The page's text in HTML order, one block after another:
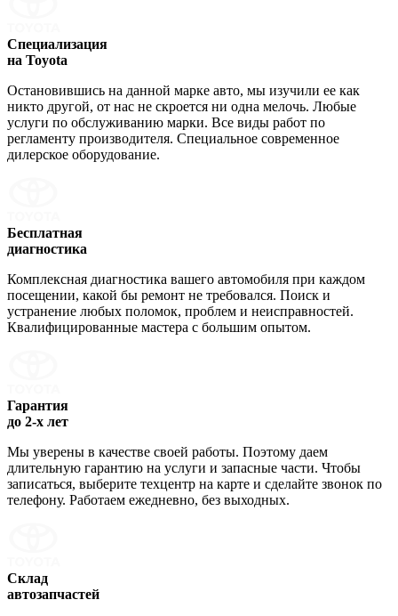
Специализация
на Toyota
Остановившись на данной марке авто, мы изучили ее как
никто другой, от нас не скроется ни одна мелочь. Любые
услуги по обслуживанию марки. Все виды работ по
регламенту производителя. Специальное современное
дилерское оборудование.
Бесплатная
диагностика
Комплексная диагностика вашего автомобиля при каждом
посещении, какой бы ремонт не требовался. Поиск и
устранение любых поломок, проблем и неисправностей.
Квалифицированные мастера с большим опытом.
Гарантия
до 2-х лет
Мы уверены в качестве своей работы. Поэтому даем
длительную гарантию на услуги и запасные части. Чтобы
записаться, выберите техцентр на карте и сделайте звонок по
телефону. Работаем ежедневно, без выходных.
Склад
автозапчастей